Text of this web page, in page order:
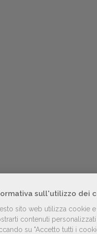
sull'utilizzo dei
sito web utilizza cookie
contenuti
su "Accetto tutti i